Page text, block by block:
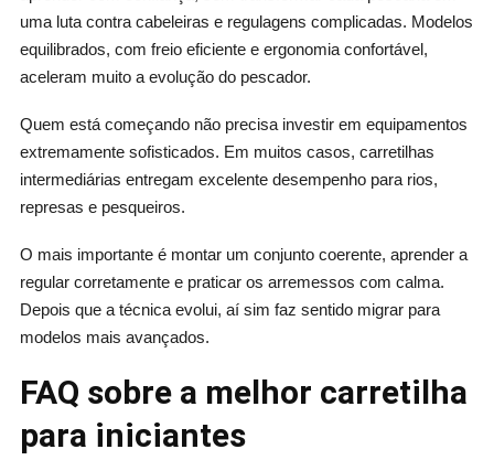
uma luta contra cabeleiras e regulagens complicadas. Modelos
equilibrados, com freio eficiente e ergonomia confortável,
aceleram muito a evolução do pescador.
Quem está começando não precisa investir em equipamentos
extremamente sofisticados. Em muitos casos, carretilhas
intermediárias entregam excelente desempenho para rios,
represas e pesqueiros.
O mais importante é montar um conjunto coerente, aprender a
regular corretamente e praticar os arremessos com calma.
Depois que a técnica evolui, aí sim faz sentido migrar para
modelos mais avançados.
FAQ sobre a melhor carretilha
para iniciantes